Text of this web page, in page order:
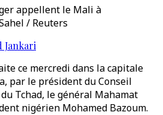
appellent le Mali à
/ Reuters
Jankari
ce mercredi dans la capitale
par le président du Conseil
Tchad, le général Mahamat
nigérien Mohamed Bazoum.